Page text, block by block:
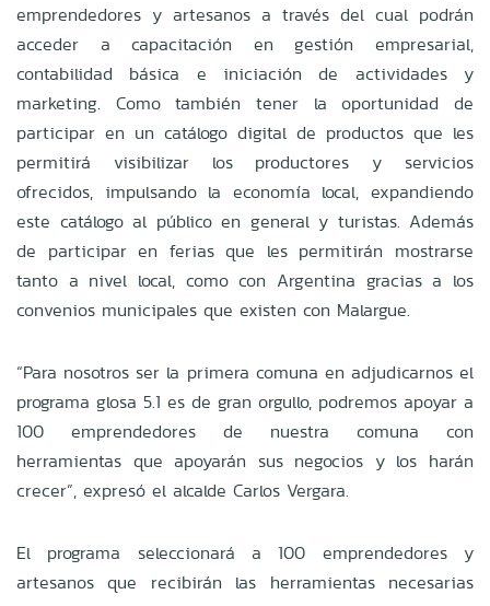
emprendedores y artesanos a través del cual podrán
acceder a capacitación en gestión empresarial,
contabilidad básica e iniciación de actividades y
marketing. Como también tener la oportunidad de
participar en un catálogo digital de productos que les
permitirá visibilizar los productores y servicios
ofrecidos, impulsando la economía local, expandiendo
este catálogo al público en general y turistas. Además
de participar en ferias que les permitirán mostrarse
tanto a nivel local, como con Argentina gracias a los
convenios municipales que existen con Malargue.
“Para nosotros ser la primera comuna en adjudicarnos el
programa glosa 5.1 es de gran orgullo, podremos apoyar a
100 emprendedores de nuestra comuna con
herramientas que apoyarán sus negocios y los harán
crecer”, expresó el alcalde Carlos Vergara.
El programa seleccionará a 100 emprendedores y
artesanos que recibirán las herramientas necesarias